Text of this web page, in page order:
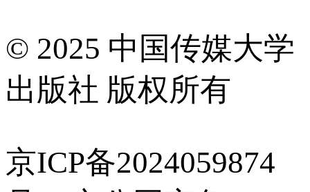
© 2025 中国传媒大学
出版社 版权所有
京ICP备2024059874